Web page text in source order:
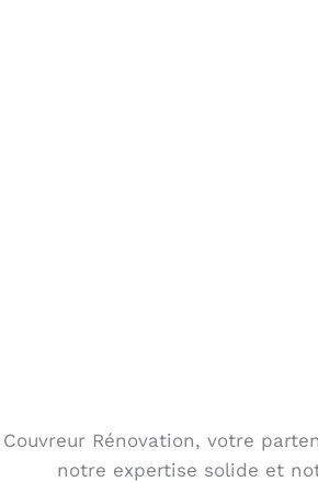
Couvreur Rénovation, votre
notre expertise solide et